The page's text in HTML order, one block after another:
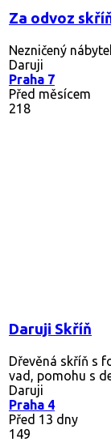
Za odvoz
Nezničený
Daruji
Praha 7
Před měsícem
218
Daruji Skříň
Dřevěná skříň s
vad, pomohu s
Daruji
Praha 4
Před 13 dny
149